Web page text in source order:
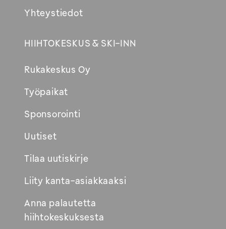
Yhteystiedot
HIIHTOKESKUS & SKI-INN
Rukakeskus Oy
Työpaikat
Sponsorointi
Uutiset
Tilaa uutiskirje
Liity kanta-asiakkaaksi
Anna palautetta
hiihtokeskuksesta